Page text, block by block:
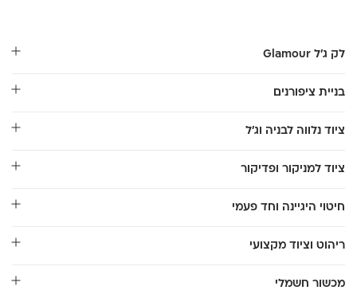
לק ג'ל Glamour
בניית ציפורנים
ציוד נלווה לבניה וג'ל
ציוד למניקור ופדיקור
חיטוי היגיינה וחד פעמי
ריהוט וציוד מקצועי
מכשור חשמלי